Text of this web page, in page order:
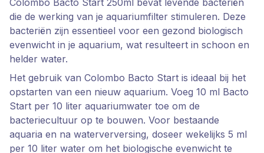
Colombo Bacto Start 250ml bevat levende bacteriën
die de werking van je aquariumfilter stimuleren. Deze
bacteriën zijn essentieel voor een gezond biologisch
evenwicht in je aquarium, wat resulteert in schoon en
helder water.
Het gebruik van Colombo Bacto Start is ideaal bij het
opstarten van een nieuw aquarium. Voeg 10 ml Bacto
Start per 10 liter aquariumwater toe om de
bacteriecultuur op te bouwen. Voor bestaande
aquaria en na waterverversing, doseer wekelijks 5 ml
per 10 liter water om het biologische evenwicht te